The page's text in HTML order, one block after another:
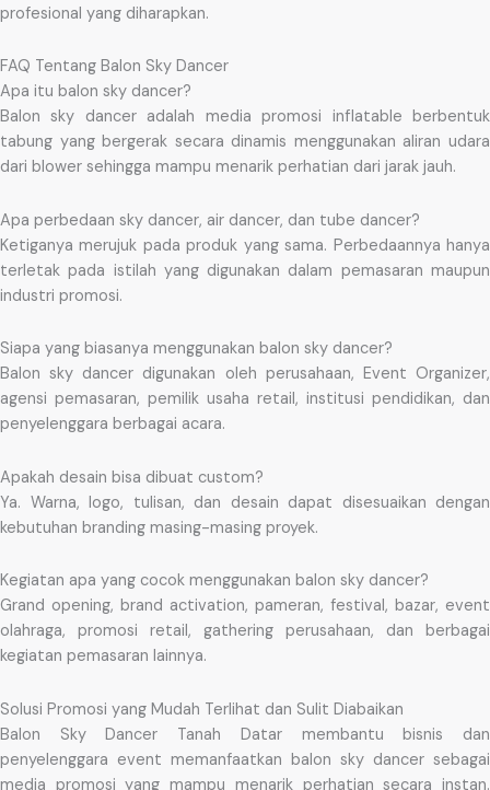
profesional yang diharapkan.
FAQ Tentang Balon Sky Dancer
Apa itu balon sky dancer?
Balon sky dancer adalah media promosi inflatable berbentuk
tabung yang bergerak secara dinamis menggunakan aliran udara
dari blower sehingga mampu menarik perhatian dari jarak jauh.
Apa perbedaan sky dancer, air dancer, dan tube dancer?
Ketiganya merujuk pada produk yang sama. Perbedaannya hanya
terletak pada istilah yang digunakan dalam pemasaran maupun
industri promosi.
Siapa yang biasanya menggunakan balon sky dancer?
Balon sky dancer digunakan oleh perusahaan, Event Organizer,
agensi pemasaran, pemilik usaha retail, institusi pendidikan, dan
penyelenggara berbagai acara.
Apakah desain bisa dibuat custom?
Ya. Warna, logo, tulisan, dan desain dapat disesuaikan dengan
kebutuhan branding masing-masing proyek.
Kegiatan apa yang cocok menggunakan balon sky dancer?
Grand opening, brand activation, pameran, festival, bazar, event
olahraga, promosi retail, gathering perusahaan, dan berbagai
kegiatan pemasaran lainnya.
Solusi Promosi yang Mudah Terlihat dan Sulit Diabaikan
Balon Sky Dancer Tanah Datar membantu bisnis dan
penyelenggara event memanfaatkan balon sky dancer sebagai
media promosi yang mampu menarik perhatian secara instan.